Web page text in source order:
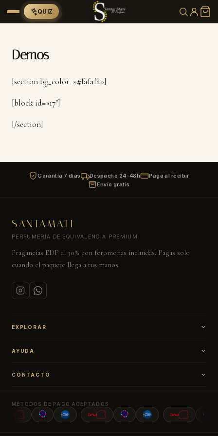
QUIZ
Demos
[section bg_color=»#fafafa»]
[block id=»17″]
[/section]
Garantía 7 días Despacho 24-48h
Paga al recibir
Envío gratis
SANTAMATI
PERFUMERÍA DE EQUIVALENCIA PREMIUM
Fragancias EDP al 30% con feromonas incluidas. Pagas solo
cuando el paquete llega a tus manos.
EXPLORAR
Más vendidos
AYUDA
Política de envíos
CONTACTO
Bogotá, Colombia
MÉTODOS DE PAGO ACEPTADOS